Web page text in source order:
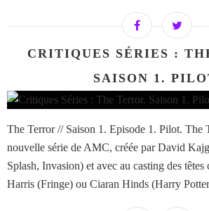
CRITIQUES SÉRIES :
SAISON 1.
The Terror // Saison 1. Episode 1. Pilot. The
nouvelle série de AMC, créée par David
Splash, Invasion) et avec au casting des têtes
Harris (Fringe) ou Ciaran Hinds (Harry